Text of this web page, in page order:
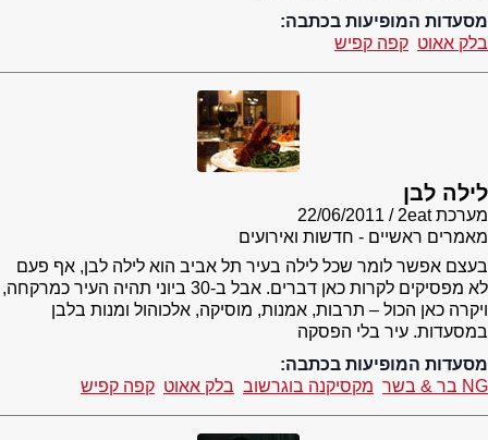
מסעדות המופיעות בכתבה:
בלק אאוט קפה קפיש
לילה לבן
מערכת 2eat
22/06/2011
מאמרים ראשיים - חדשות ואירועים
בעצם אפשר לומר שכל לילה בעיר תל אביב הוא לילה לבן, אף פעם
לא מפסיקים לקרות כאן דברים. אבל ב-30 ביוני תהיה העיר כמרקחה,
ויקרה כאן הכול – תרבות, אמנות, מוסיקה, אלכוהול ומנות בלבן
במסעדות. עיר בלי הפסקה
מסעדות המופיעות בכתבה:
NG בר & בשר
מקסיקנה בוגרשוב בלק אאוט קפה קפיש